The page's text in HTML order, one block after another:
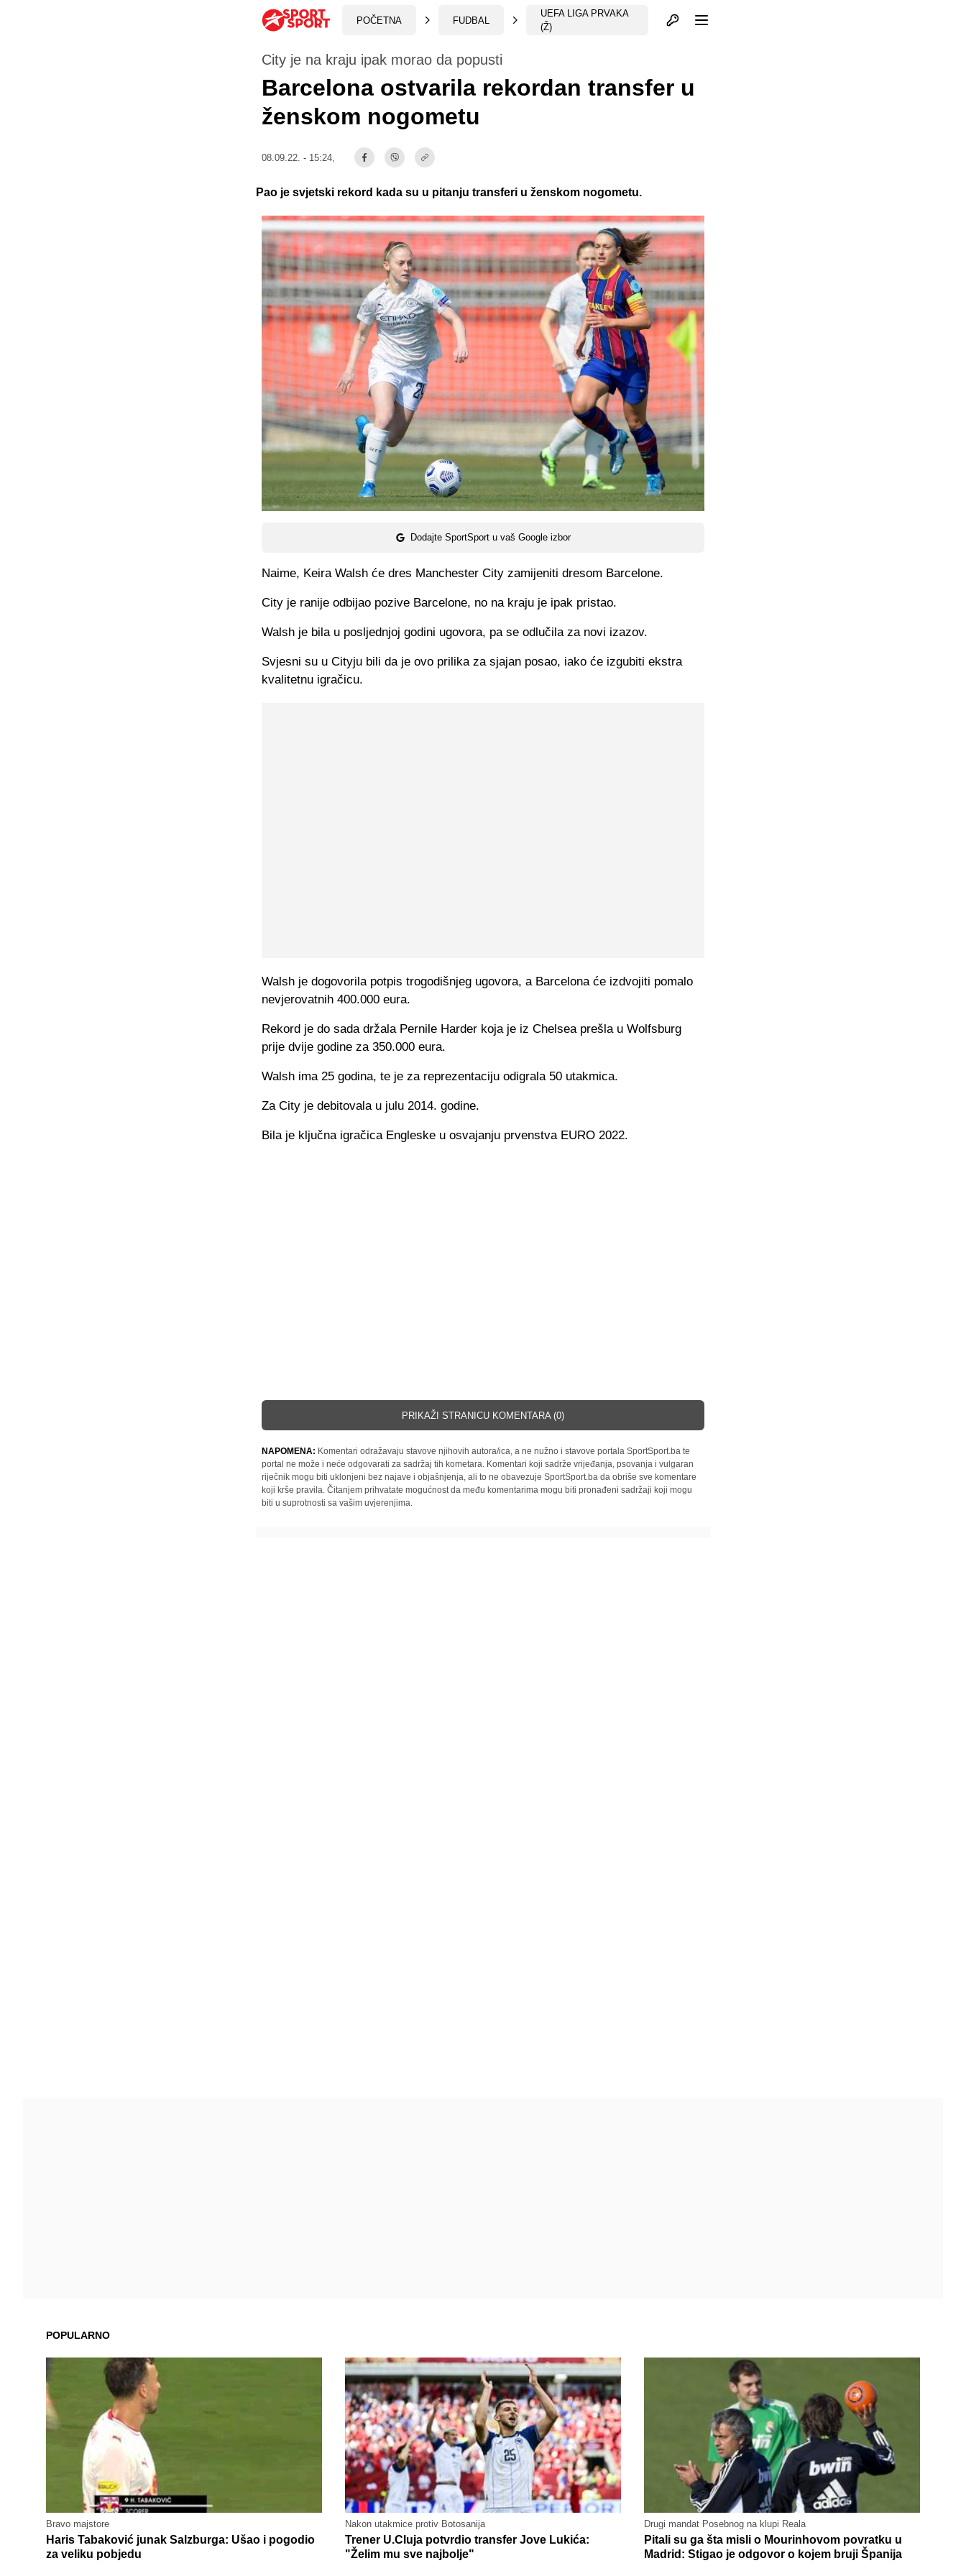
POČETNA FUDBAL
UEFA LIGA PRVAKA
(Ž)
Otvori profil
City je na kraju ipak morao da popusti
Barcelona ostvarila rekordan transfer u
ženskom nogometu
08.09.22. - 15:24,
Dodajte SportSport u vaš Google izbor
Pao je svjetski rekord kada su u pitanju transferi u ženskom nogometu.
Naime, Keira Walsh će dres Manchester City zamijeniti dresom Barcelone.
City je ranije odbijao pozive Barcelone, no na kraju je ipak pristao.
Walsh je bila u posljednjoj godini ugovora, pa se odlučila za novi izazov.
Svjesni su u Cityju bili da je ovo prilika za sjajan posao, iako će izgubiti ekstra
kvalitetnu igračicu.
Walsh je dogovorila potpis trogodišnjeg ugovora, a Barcelona će izdvojiti pomalo
nevjerovatnih 400.000 eura.
Rekord je do sada držala Pernile Harder koja je iz Chelsea prešla u Wolfsburg
prije dvije godine za 350.000 eura.
Walsh ima 25 godina, te je za reprezentaciju odigrala 50 utakmica.
Za City je debitovala u julu 2014. godine.
Bila je ključna igračica Engleske u osvajanju prvenstva EURO 2022.
PRIKAŽI STRANICU KOMENTARA (0)
NAPOMENA: Komentari odražavaju stavove njihovih autora/ica, a ne nužno i stavove portala SportSport.ba te
portal ne može i neće odgovarati za sadržaj tih kometara. Komentari koji sadrže vrijeđanja, psovanja i vulgaran
riječnik mogu biti uklonjeni bez najave i objašnjenja, ali to ne obavezuje SportSport.ba da obriše sve komentare
koji krše pravila. Čitanjem prihvatate mogućnost da među komentarima mogu biti pronađeni sadržaji koji mogu
biti u suprotnosti sa vašim uvjerenjima.
POPULARNO
Bravo majstore
Haris Tabaković junak Salzburga: Ušao i pogodio
za veliku pobjedu
Nakon utakmice protiv Botosanija
Trener U.Cluja potvrdio transfer Jove Lukića:
"Želim mu sve najbolje"
Drugi mandat Posebnog na klupi Reala
Pitali su ga šta misli o Mourinhovom povratku u
Madrid: Stigao je odgovor o kojem bruji Španija